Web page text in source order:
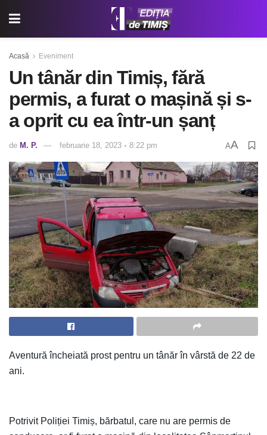
Acasă Eveniment
Un tânăr din Timiș, fără
permis, a furat o mașină și s-
a oprit cu ea într-un șanț
de M. P. februarie 18, 2023 ◦ 8:22 pm AA
Aventură încheiată prost pentru un tânăr în vârstă de 22 de
ani.
Potrivit Poliției Timiș, bărbatul, care nu are permis de